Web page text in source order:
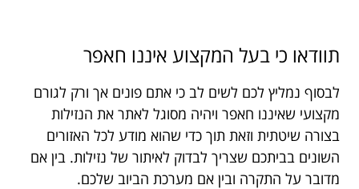
תוודאו כי בעל המקצוע איננו חאפר
לבסוף נמליץ לכם לשים לב כי אתם פונים אך ורק לגורם
מקצועי שאיננו חאפר ויהיה מסוגל לאתר את הנזילות
בצורה שיטתית וזאת תוך כדי שהוא מודע לכל האזורים
השונים בביתכם שצריך לבדוק לאיתור של נזילות. בין אם
מדובר על התקרה ובין אם מערכת הביוב שלכם.